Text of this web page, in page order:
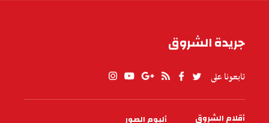
جريدة الشروق
تابعونا على
أقلام الشروق ألبوم الصور